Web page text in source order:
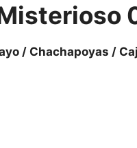
/ Chachapoyas /